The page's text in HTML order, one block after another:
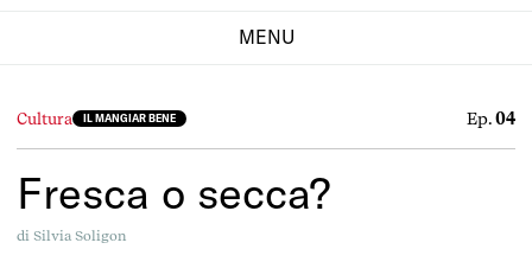
MENU
Cultura IL MANGIAR BENE Ep.04
Fresca o secca?
di Silvia Soligon